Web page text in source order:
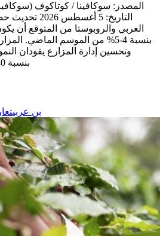
المصدر: سوكافينا / كوتاكوف
بنسبة 4-5% من الموسم الماضي.
وتحسين إدارة المزارع يقودان
بنسبة 40% تقريباً، مع ذروة القطف
بن عربي